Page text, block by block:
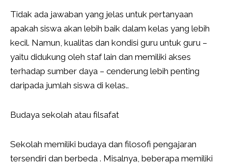
Tidak ada jawaban yang jelas untuk pertanyaan
apakah siswa akan lebih baik dalam kelas yang lebih
kecil. Namun, kualitas dan kondisi guru untuk guru –
yaitu didukung oleh staf lain dan memiliki akses
terhadap sumber daya – cenderung lebih penting
daripada jumlah siswa di kelas..
Budaya sekolah atau filsafat
Sekolah memiliki budaya dan filosofi pengajaran
tersendiri dan berbeda . Misalnya, beberapa memiliki